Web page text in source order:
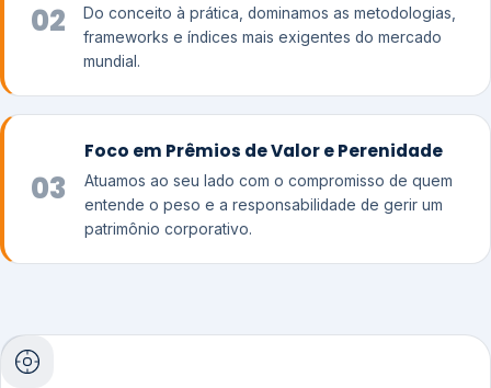
02
Do conceito à prática, dominamos as metodologias,
frameworks e índices mais exigentes do mercado
mundial.
03
Foco em Prêmios de Valor e Perenidade
Atuamos ao seu lado com o compromisso de quem
entende o peso e a responsabilidade de gerir um
patrimônio corporativo.